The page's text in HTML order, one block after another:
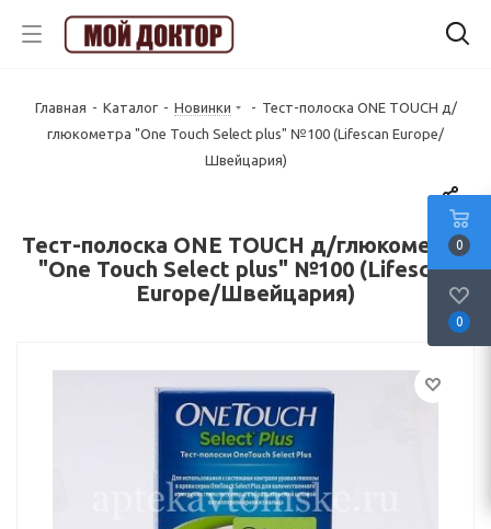
Главная - Каталог - Новинки - Тест-полоска ONE TOUCH д/
глюкометра "Оne Touch Select plus" №100 (Lifescan Europe/
Швейцария)
Тест-полоска ONE TOUCH д/глюкометра
"Оne Touch Select plus" №100 (Lifescan
Europe/Швейцария)
0
0